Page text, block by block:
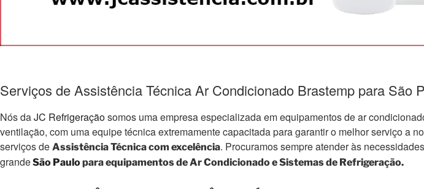
Serviços de Assistência Técnica Ar Condicionado Brastemp para São
Nós daJC Refrigeraçãosomos uma empresa especializada em equipamentos de ar
ventilação, com uma equipe técnica extremamente capacitada para garantir o melhor serviço a
serviços de Assistência Técnica com excelência. Procuramos sempre atender às
grandeSão Paulopara equipamentos de Ar Condicionado e Sistemas de Refrigeração.